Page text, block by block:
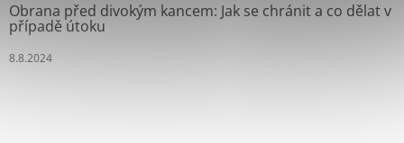
Obrana před divokým kancem: Jak se chránit a co dělat v
případě útoku
8.8.2024